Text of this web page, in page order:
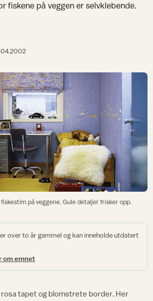
fiskene på veggen er selvklebende.
på veggene. Gule detaljer frisker opp.
over to år gammel og kan inneholde utdatert
om emnet
tapet og blomstrete border. Her